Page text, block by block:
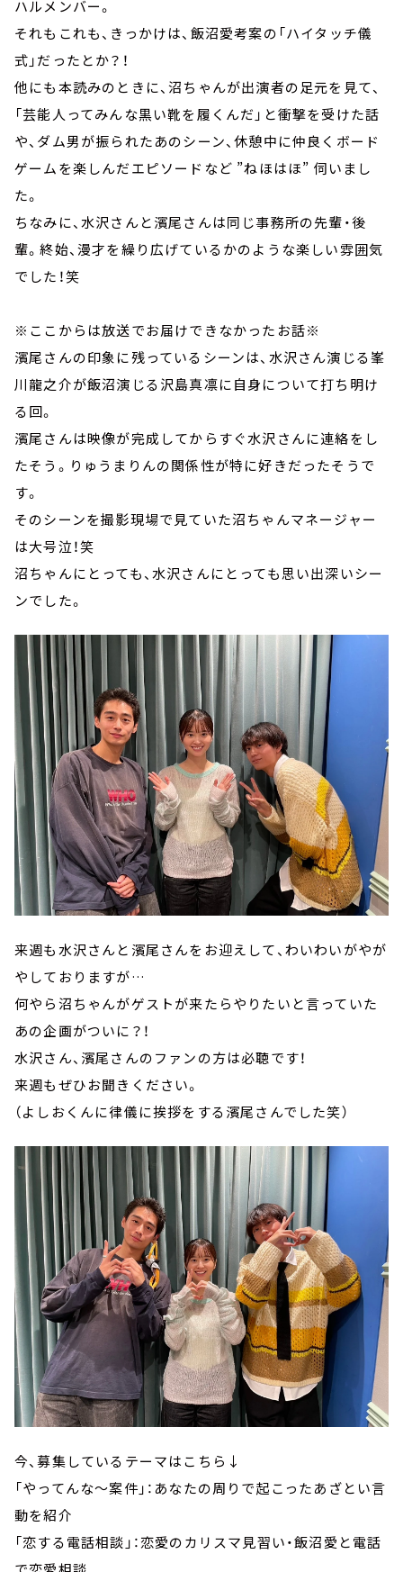
ハルメンバー。
それもこれも、きっかけは、飯沼愛考案の「ハイタッチ儀
式」だったとか？！
他にも本読みのときに、沼ちゃんが出演者の足元を見て、
「芸能人ってみんな黒い靴を履くんだ」と衝撃を受けた話
や、ダム男が振られたあのシーン、休憩中に仲良くボード
ゲームを楽しんだエピソードなど ”ねほはほ” 伺いまし
た。
ちなみに、水沢さんと濱尾さんは同じ事務所の先輩・後
輩。終始、漫才を繰り広げているかのような楽しい雰囲気
でした！笑
※ここからは放送でお届けできなかったお話※
濱尾さんの印象に残っているシーンは、水沢さん演じる峯
川龍之介が飯沼演じる沢島真凛に自身について打ち明け
る回。
濱尾さんは映像が完成してからすぐ水沢さんに連絡をし
たそう。りゅうまりんの関係性が特に好きだったそうで
す。
そのシーンを撮影現場で見ていた沼ちゃんマネージャー
は大号泣！笑
沼ちゃんにとっても、水沢さんにとっても思い出深いシー
ンでした。
来週も水沢さんと濱尾さんをお迎えして、わいわいがやが
やしておりますが…
何やら沼ちゃんがゲストが来たらやりたいと言っていた
あの企画がついに？！
水沢さん、濱尾さんのファンの方は必聴です！
来週もぜひお聞きください。
（よしおくんに律儀に挨拶をする濱尾さんでした笑）
今、募集しているテーマはこちら↓
「やってんな～案件」：あなたの周りで起こったあざとい言
動を紹介
「恋する電話相談」：恋愛のカリスマ見習い・飯沼愛と電話